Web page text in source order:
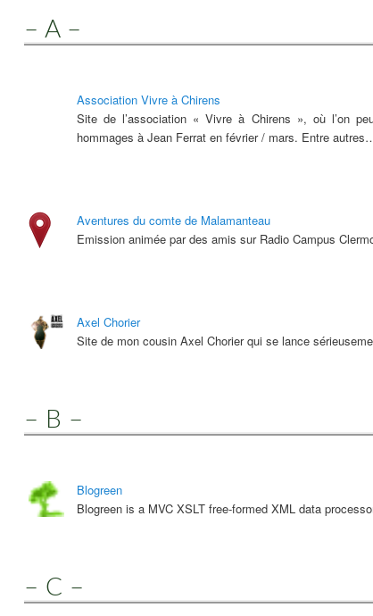
– A –
Association Vivre à Chirens
Site de l’association « Vivre à Chirens », où l’on
hommages à Jean Ferrat en février / mars. Entre
Aventures du comte de Malamanteau
Emission animée par des amis sur Radio Campus
Axel Chorier
Site de mon cousin Axel Chorier qui se lance
– B –
Blogreen
Blogreen is a MVC XSLT free-formed XML data
– C –